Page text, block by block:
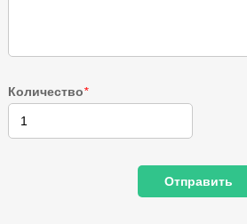
Количество*